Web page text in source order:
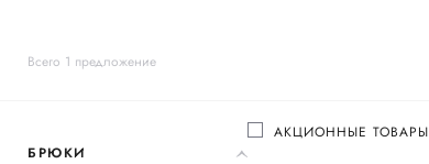
Всего 1 предложение
БРЮКИ
АКЦИОННЫЕ ТОВАРЫ